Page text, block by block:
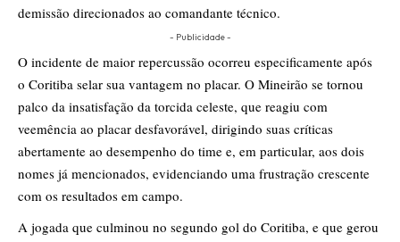
demissão direcionados ao comandante técnico.
- Publicidade -
O incidente de maior repercussão ocorreu especificamente após
o Coritiba selar sua vantagem no placar. O Mineirão se tornou
palco da insatisfação da torcida celeste, que reagiu com
veemência ao placar desfavorável, dirigindo suas críticas
abertamente ao desempenho do time e, em particular, aos dois
nomes já mencionados, evidenciando uma frustração crescente
com os resultados em campo.
A jogada que culminou no segundo gol do Coritiba, e que gerou